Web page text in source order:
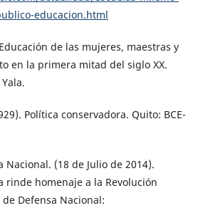
educacion.html
de las mujeres, maestras y
en la primera mitad del siglo XX.
Política conservadora. Quito: BCE-
(18 de Julio de 2014).
rinde homenaje a la Revolución
Defensa Nacional: